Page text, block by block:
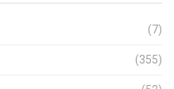
(7)
(355)